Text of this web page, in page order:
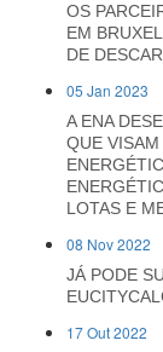
OS
EM
DE
05 Jan 2023
A ENA
QUE
LOTAS E
08 Nov 2022
JÁ PODE
17 Out 2022